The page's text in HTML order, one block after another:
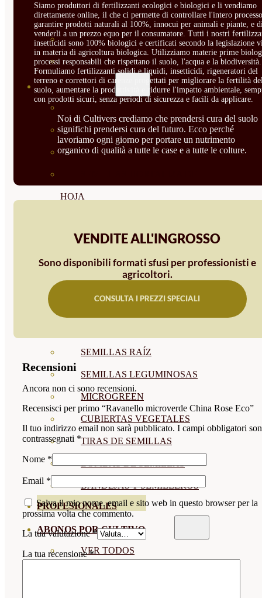
PLANTAS
PLANTAS INTERIOR
GROWPUNCH
SEMILLAS
BIODINÁMICAS DEMETER
HORTALIZA FRUTO
HOJA
SEMILLAS FLORES
SEMILLAS FLORES
SEMILLAS RAÍZ
SEMILLAS LEGUMINOSAS
MICROGREEN
CUBIERTAS VEGETALES
TIRAS DE SEMILLAS
BOMBAS DE SEMILLAS
BANDEJAS Y SEMILLEROS
PROFESIONALES
ABONOS POR CULTIVO
VER TODOS
Siamo produttori di fertilizzanti ecologici e biologici e li vendiamo
direttamente online, il che ci permette di controllare l'intero
garantire prodotti naturali al 100%, innocui per animali e piante, e
venderli a un prezzo equo per il consumatore. Tutti i nostri
insetticidi sono 100% biologici e certificati secondo la legislazione
in materia di agricoltura biologica. Utilizziamo materie prime
processi responsabili che rispettano il suolo, l'acqua e la biodiversità.
Formuliamo fertilizzanti solidi e liquidi, insetticidi, rigeneratori del
terreno e correttori di carenze progettati per migliorare la fertilità
suolo, aumentare la produttività e ridurre l'impatto ambientale,
con prodotti sicuri, senza periodi di sicurezza e facili da applicare.
Noi di Cultivers crediamo che prendersi cura del suolo
significhi prendersi cura del futuro. Ecco perché
lavoriamo ogni giorno per portare un nutrimento
organico di qualità a tutte le case e a tutte le colture.
VENDITE ALL'INGROSSO
Sono disponibili formati sfusi per professionisti e
agricoltori.
CONSULTA I PREZZI SPECIALI
Recensioni
Ancora non ci sono recensioni.
Recensisci per primo “Ravanello microverde China Rose Eco”
Il tuo indirizzo email non sarà pubblicato. I campi obbligatori
contrassegnati *
Nome *
Email *
Salva il mio nome, email e sito web in questo browser per la
prossima volta che commento.
La tua valutazione*
La tua recensione*